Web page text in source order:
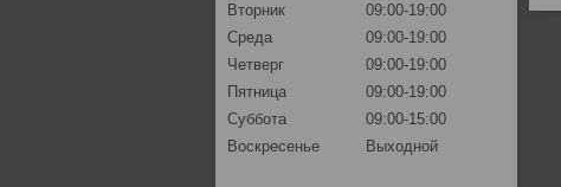
Вторник
09:00-19:00
Среда
09:00-19:00
Четверг
09:00-19:00
Пятница
09:00-19:00
Суббота
09:00-15:00
Воскресенье
Выходной